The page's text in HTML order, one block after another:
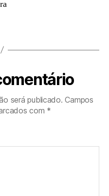
será publicado. Campos
com *